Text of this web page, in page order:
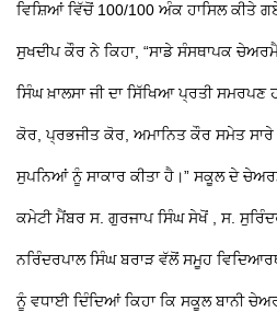
ਵਿਸ਼ਿਆਂ ਵਿੱਚੋਂ 100/100 ਅੰਕ ਹਾਸਿਲ ਕੀਤੇ
ਸੁਖਦੀਪ ਕੌਰ ਨੇ ਕਿਹਾ, “ਸਾਡੇ ਸੰਸਥਾਪਕ
ਸਿੰਘ ਖ਼ਾਲਸਾ ਜੀ ਦਾ ਸਿੱਖਿਆ ਪ੍ਰਤੀ ਸਮਰਪਣ
ਕੋਰ, ਪ੍ਰਭਜੀਤ ਕੋਰ, ਅਮਾਨਿਤ ਕੌਰ ਸਮੇਤ
ਸੁਪਨਿਆਂ ਨੂੰ ਸਾਕਾਰ ਕੀਤਾ ਹੈ।” ਸਕੂਲ ਦੇ
ਕਮੇਟੀ ਮੈਂਬਰ ਸ. ਗੁਰਜਾਪ ਸਿੰਘ ਸੇਖੋਂ , ਸ.
ਨਰਿੰਦਰਪਾਲ ਸਿੰਘ ਬਰਾੜ ਵੱਲੋਂ ਸਮੂਹ
ਨੂੰ ਵਧਾਈ ਦਿੰਦਿਆਂ ਕਿਹਾ ਕਿ ਸਕੂਲ ਬਾਨੀ